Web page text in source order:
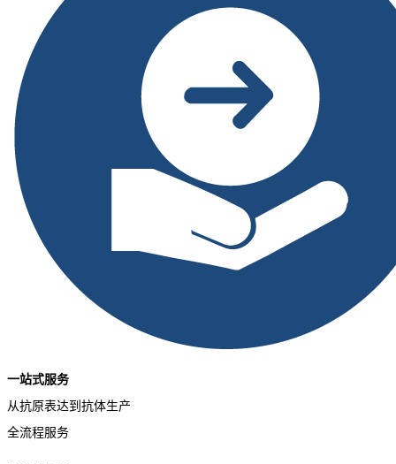
一站式服务
从抗原表达到抗体生产
全流程服务